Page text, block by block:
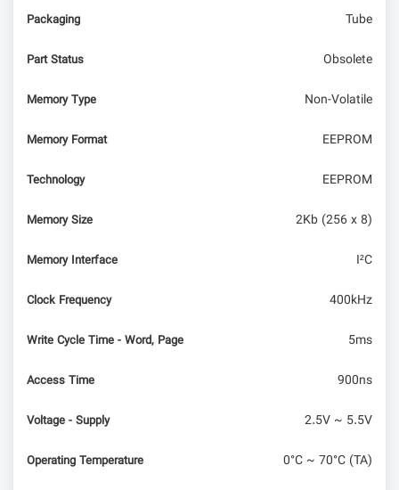
معرفی ماژول جدید و مقرون به صرفه کمپانی
SIMCom برای استفاده در اینترنت اشیا (IoT) و ارتباط
Packaging Tube
Part Status Obsolete
Memory Type Non-Volatile
Memory Format EEPROM
Technology EEPROM
Memory Size 2Kb (256 x 8)
Memory Interface I²C
Clock Frequency 400kHz
Write Cycle Time - Word, Page 5ms
Access Time 900ns
Voltage - Supply 2.5V ~ 5.5V
Operating Temperature 0°C ~ 70°C (TA)